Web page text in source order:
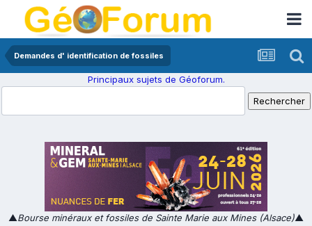
Demandes d' identification de fossiles
Principaux sujets de Géoforum.
▲Bourse minéraux et fossiles de Sainte Marie aux Mines (Alsace)▲